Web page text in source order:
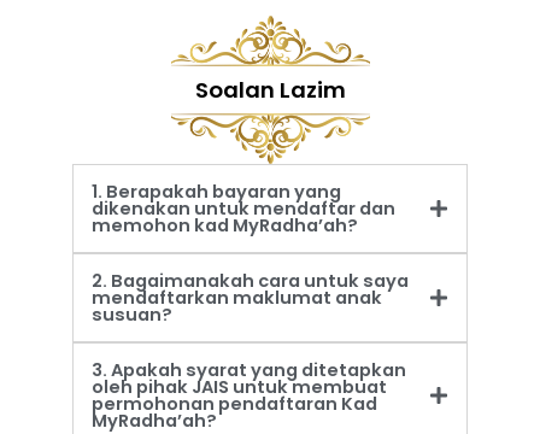
Soalan Lazim
1. Berapakah bayaran yang
dikenakan untuk mendaftar dan
memohon kad MyRadha’ah?
2. Bagaimanakah cara untuk saya
mendaftarkan maklumat anak
susuan?
3. Apakah syarat yang ditetapkan
oleh pihak JAIS untuk membuat
permohonan pendaftaran Kad
MyRadha’ah?